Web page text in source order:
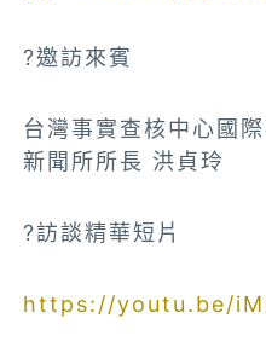
?邀訪來賓
台灣事實查核中心國
新聞所所長 洪貞玲
?訪談精華短片
https://youtu.be/